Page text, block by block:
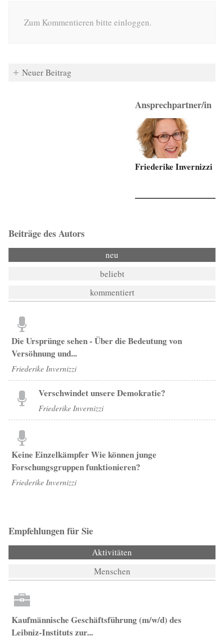
Zum Kommentieren bitte einloggen.
Neuer Beitrag
Ansprechpartner/in
Friederike Invernizzi
Beiträge des Autors
neu
beliebt
kommentiert
Die Ursprünge sehen - Über die Bedeutung von
Versöhnung und...
Friederike Invernizzi
Verschwindet unsere Demokratie?
Friederike Invernizzi
Keine Einzelkämpfer Wie können junge
Forschungsgruppen funktionieren?
Friederike Invernizzi
Empfehlungen für Sie
Aktivitäten
Menschen
Kaufmännische Geschäftsführung (m/w/d) des
Leibniz-Instituts zur...